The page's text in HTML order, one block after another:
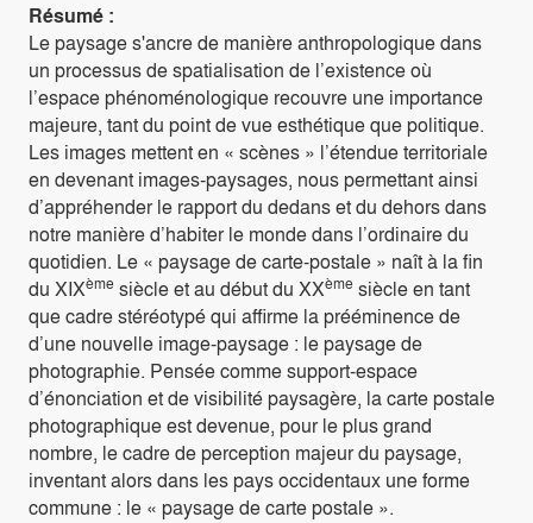
Résumé :
Le paysage s'ancre de manière anthropologique dans
un processus de spatialisation de l’existence où
l’espace phénoménologique recouvre une importance
majeure, tant du point de vue esthétique que politique.
Les images mettent en « scènes » l’étendue territoriale
en devenant images-paysages, nous permettant ainsi
d’appréhender le rapport du dedans et du dehors dans
notre manière d’habiter le monde dans l’ordinaire du
quotidien. Le « paysage de carte-postale » naît à la fin
du XIXème siècle et au début du XXème siècle en tant
que cadre stéréotypé qui affirme la prééminence de
d’une nouvelle image-paysage : le paysage de
photographie. Pensée comme support-espace
d’énonciation et de visibilité paysagère, la carte postale
photographique est devenue, pour le plus grand
nombre, le cadre de perception majeur du paysage,
inventant alors dans les pays occidentaux une forme
commune : le « paysage de carte postale ».